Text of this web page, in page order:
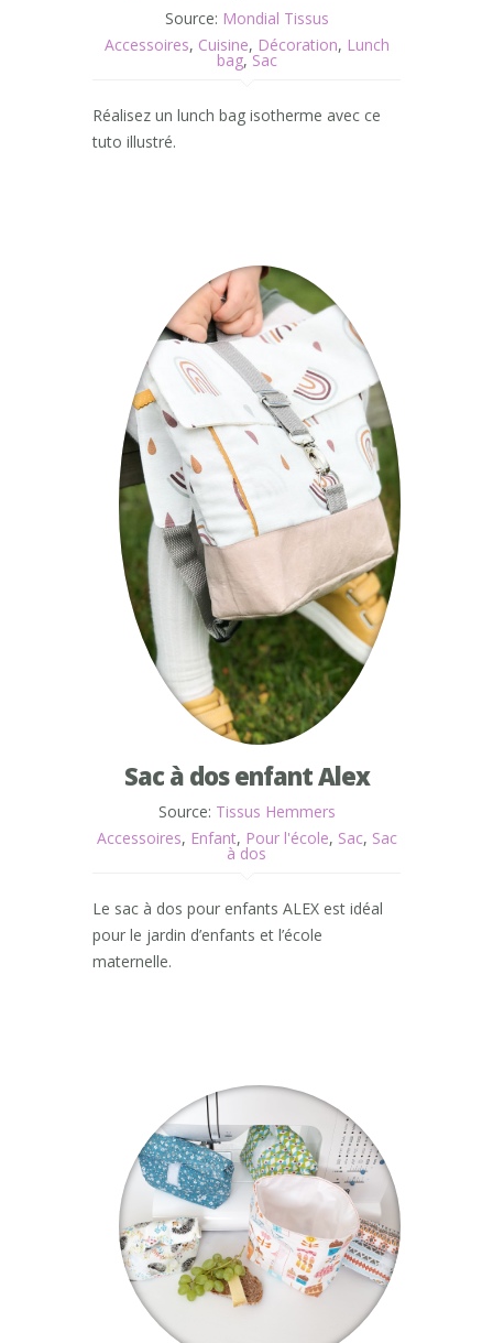
Source: Mondial Tissus
Accessoires, Cuisine, Décoration, Lunch
bag,Sac
Réalisez un lunch bag isotherme avec ce
tuto illustré.
Sac à dos enfant Alex
Source: Tissus Hemmers
Accessoires, Enfant, Pour l'école, Sac, Sac
à dos
Le sac à dos pour enfants ALEX est idéal
pour le jardin d’enfants et l’école
maternelle.